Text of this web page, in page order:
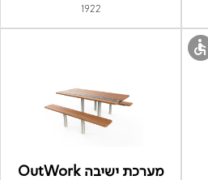
1922
מערכת ישיבה OutWork